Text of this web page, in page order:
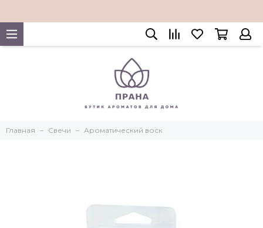
Главная Свечи Ароматический воск